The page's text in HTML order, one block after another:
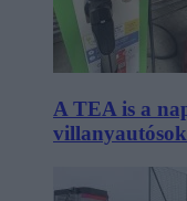
A TEA is a